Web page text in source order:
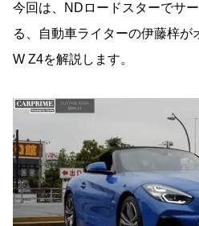
今回は、NDロードスターでサ
る、自動車ライターの伊藤梓が
W Z4を解説します。